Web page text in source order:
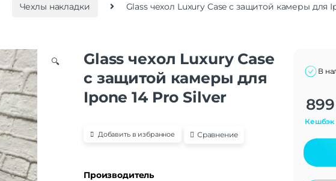
Чехлы накладки Glass чехол Luxury Case с защитой камеры для
🔍
Glass чехол Luxury Case
с защитой камеры для
Ipone 14 Pro Silver
Добавить в избранное Сравнение
Производитель
В
899
Кешбэк